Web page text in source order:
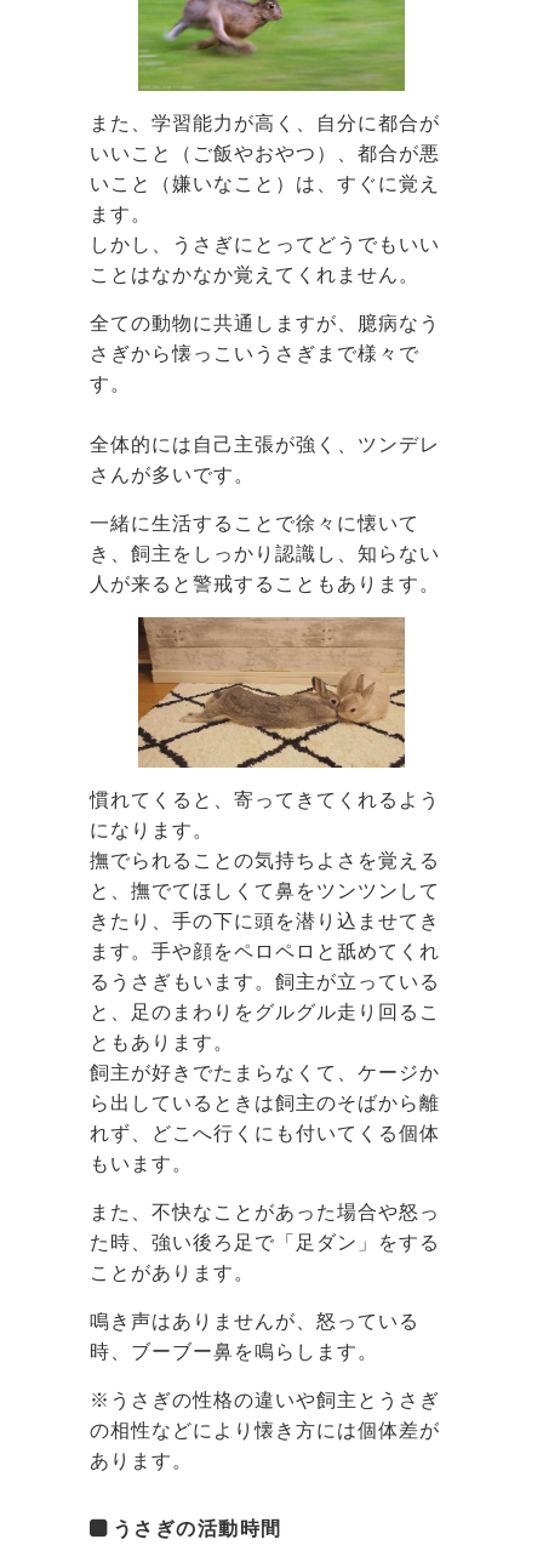
また、学習能力が高く、自分に都合が
いいこと（ご飯やおやつ）、都合が悪
いこと（嫌いなこと）は、すぐに覚え
ます。
しかし、うさぎにとってどうでもいい
ことはなかなか覚えてくれません。
全ての動物に共通しますが、臆病なう
さぎから懐っこいうさぎまで様々で
す。
全体的には自己主張が強く、ツンデレ
さんが多いです。
一緒に生活することで徐々に懐いて
き、飼主をしっかり認識し、知らない
人が来ると警戒することもあります。
慣れてくると、寄ってきてくれるよう
になります。
撫でられることの気持ちよさを覚える
と、撫でてほしくて鼻をツンツンして
きたり、手の下に頭を潜り込ませてき
ます。手や顔をペロペロと舐めてくれ
るうさぎもいます。飼主が立っている
と、足のまわりをグルグル走り回るこ
ともあります。
飼主が好きでたまらなくて、ケージか
ら出しているときは飼主のそばから離
れず、どこへ行くにも付いてくる個体
もいます。
また、不快なことがあった場合や怒っ
た時、強い後ろ足で「足ダン」をする
ことがあります。
鳴き声はありませんが、怒っている
時、ブーブー鼻を鳴らします。
※うさぎの性格の違いや飼主とうさぎ
の相性などにより懐き方には個体差が
あります。
うさぎの活動時間